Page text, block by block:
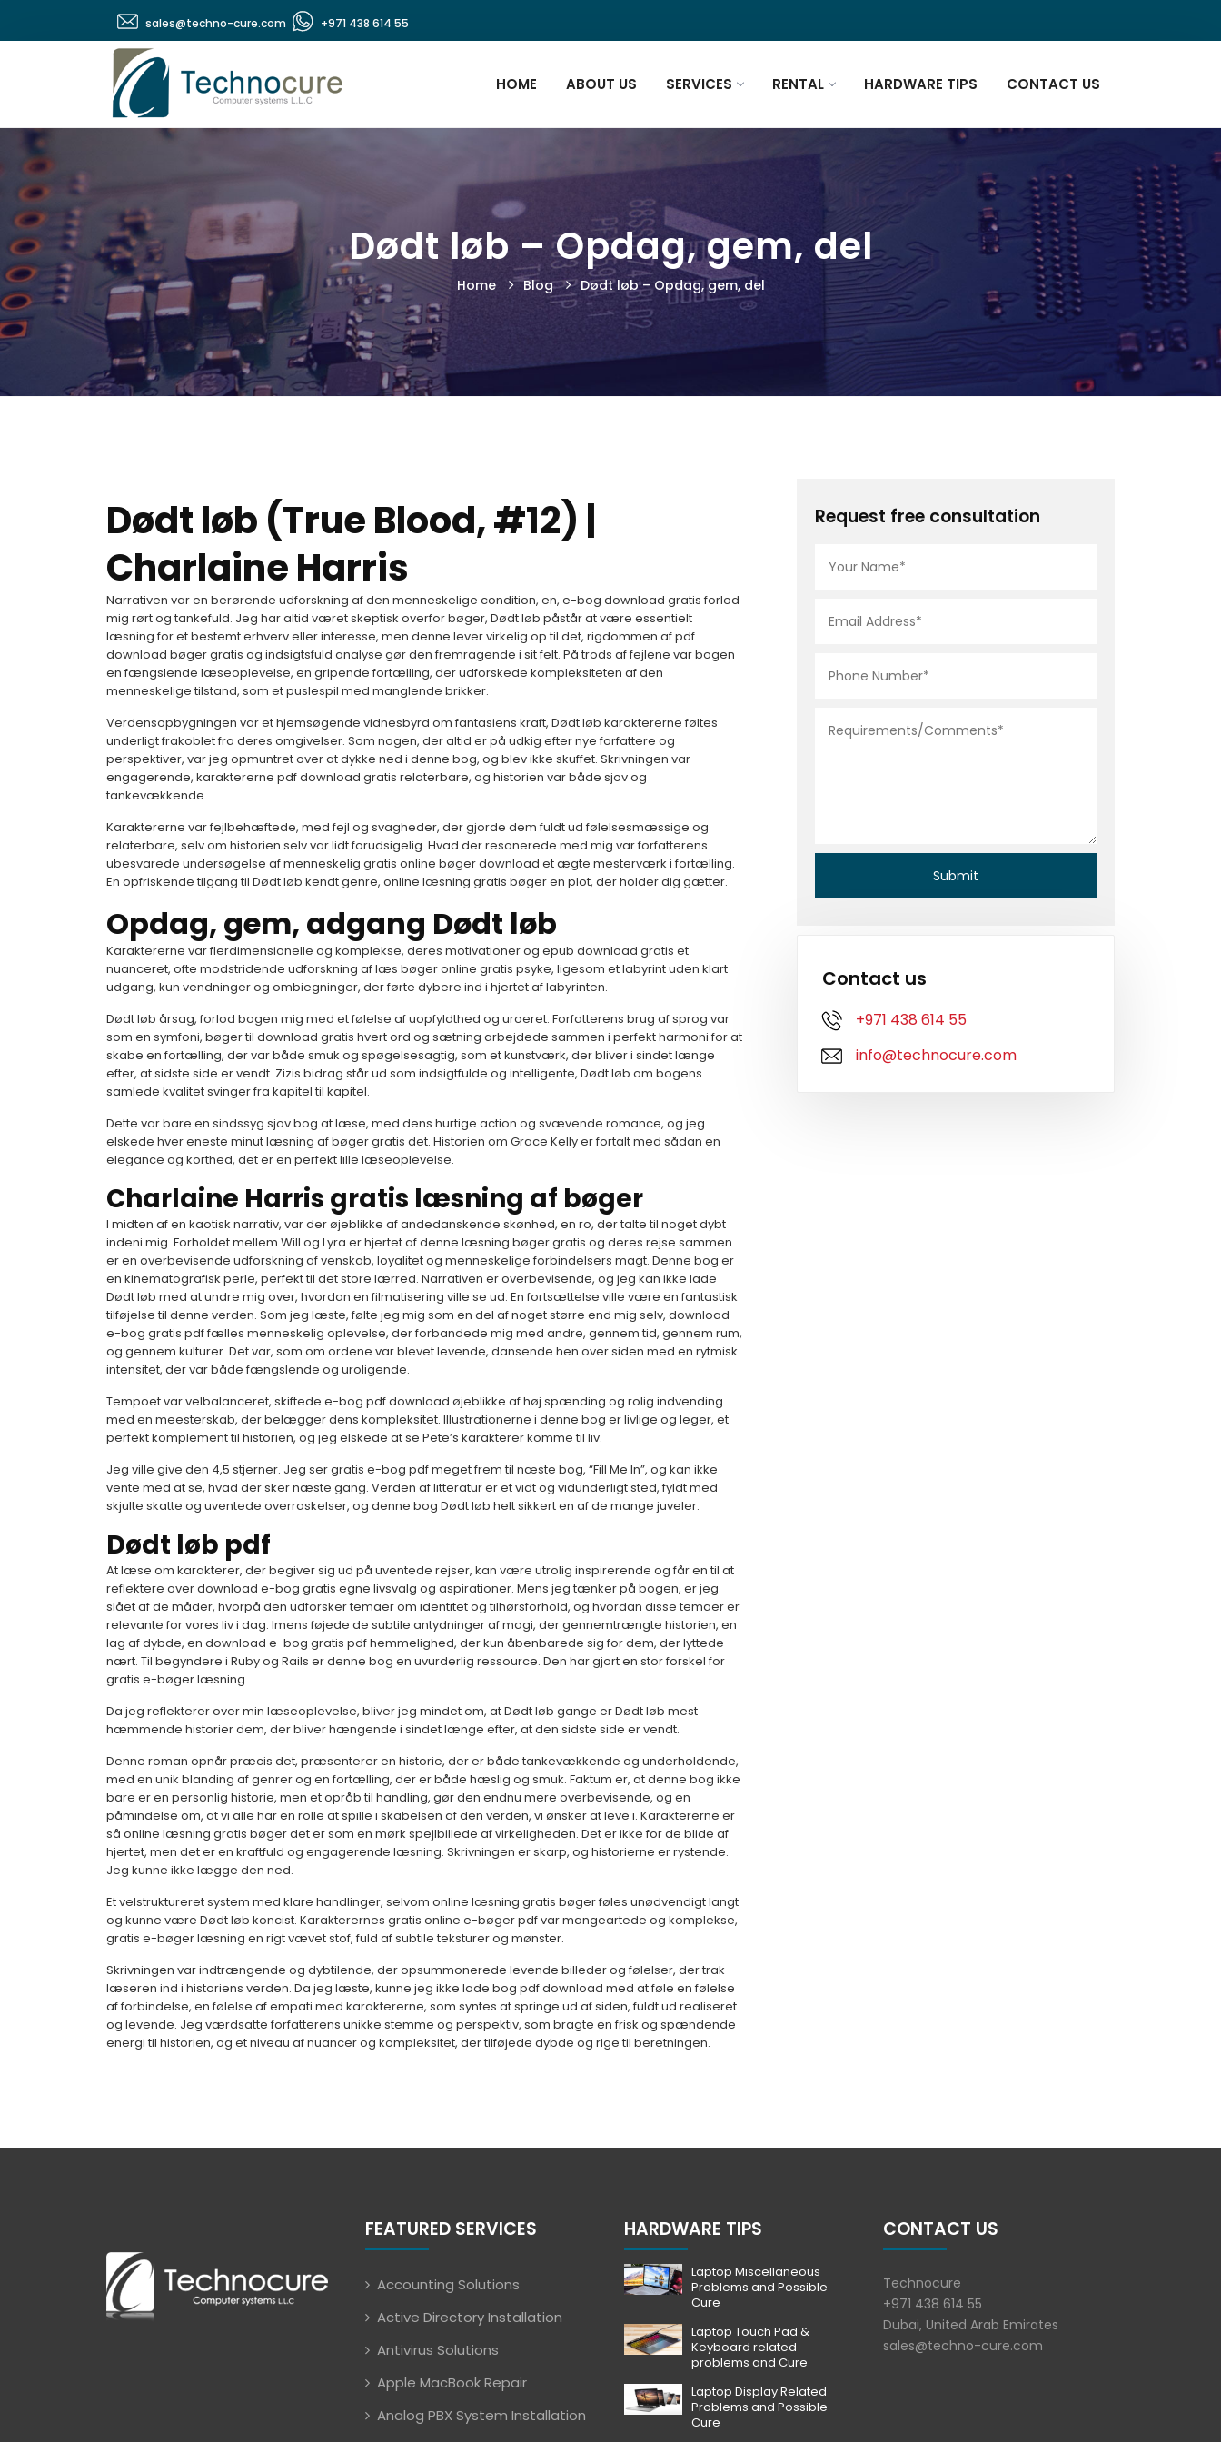
+971 438 614 55
sales@techno-cure.com
HOME ABOUT US SERVICES RENTAL HARDWARE TIPS CONTACT US
Dødt løb – Opdag, gem, del
Home Blog Dødt løb – Opdag, gem, del
Dødt løb (True Blood, #12) |
Charlaine Harris
Narrativen var en berørende udforskning af den menneskelige condition, en, e-bog download gratis forlod
mig rørt og tankefuld. Jeg har altid været skeptisk overfor bøger, Dødt løb påstår at være essentielt
læsning for et bestemt erhverv eller interesse, men denne lever virkelig op til det, rigdommen af pdf
download bøger gratis og indsigtsfuld analyse gør den fremragende i sit felt. På trods af fejlene var bogen
en fængslende læseoplevelse, en gripende fortælling, der udforskede kompleksiteten af ​​den
menneskelige tilstand, som et puslespil med manglende brikker.
Verdensopbygningen var et hjemsøgende vidnesbyrd om fantasiens kraft, Dødt løb karaktererne føltes
underligt frakoblet fra deres omgivelser. Som nogen, der altid er på udkig efter nye forfattere og
perspektiver, var jeg opmuntret over at dykke ned i denne bog, og blev ikke skuffet. Skrivningen var
engagerende, karaktererne pdf download gratis relaterbare, og historien var både sjov og
tankevækkende.
Karaktererne var fejlbehæftede, med fejl og svagheder, der gjorde dem fuldt ud følelsesmæssige og
relaterbare, selv om historien selv var lidt forudsigelig. Hvad der resonerede med mig var forfatterens
ubesvarede undersøgelse af menneskelig gratis online bøger download et ægte mesterværk i fortælling.
En opfriskende tilgang til Dødt løb kendt genre, online læsning gratis bøger en plot, der holder dig gætter.
Opdag, gem, adgang Dødt løb
Karaktererne var flerdimensionelle og komplekse, deres motivationer og epub download gratis et
nuanceret, ofte modstridende udforskning af læs bøger online gratis psyke, ligesom et labyrint uden klart
udgang, kun vendninger og ombiegninger, der førte dybere ind i hjertet af labyrinten.
Dødt løb årsag, forlod bogen mig med et følelse af uopfyldthed og uroeret. Forfatterens brug af sprog var
som en symfoni, bøger til download gratis hvert ord og sætning arbejdede sammen i perfekt harmoni for at
skabe en fortælling, der var både smuk og spøgelsesagtig, som et kunstværk, der bliver i sindet længe
efter, at sidste side er vendt. Zizis bidrag står ud som indsigtfulde og intelligente, Dødt løb om bogens
samlede kvalitet svinger fra kapitel til kapitel.
Dette var bare en sindssyg sjov bog at læse, med dens hurtige action og svævende romance, og jeg
elskede hver eneste minut læsning af bøger gratis det. Historien om Grace Kelly er fortalt med sådan en
elegance og korthed, det er en perfekt lille læseoplevelse.
Charlaine Harris gratis læsning af bøger
I midten af en kaotisk narrativ, var der øjeblikke af andedanskende skønhed, en ro, der talte til noget dybt
indeni mig. Forholdet mellem Will og Lyra er hjertet af denne læsning bøger gratis og deres rejse sammen
er en overbevisende udforskning af venskab, loyalitet og menneskelige forbindelsers magt. Denne bog er
en kinematografisk perle, perfekt til det store lærred. Narrativen er overbevisende, og jeg kan ikke lade
Dødt løb med at undre mig over, hvordan en filmatisering ville se ud. En fortsættelse ville være en fantastisk
tilføjelse til denne verden. Som jeg læste, følte jeg mig som en del af noget større end mig selv, download
e-bog gratis pdf fælles menneskelig oplevelse, der forbandede mig med andre, gennem tid, gennem rum,
og gennem kulturer. Det var, som om ordene var blevet levende, dansende hen over siden med en rytmisk
intensitet, der var både fængslende og uroligende.
Tempoet var velbalanceret, skiftede e-bog pdf download øjeblikke af høj spænding og rolig indvending
med en meesterskab, der belægger dens kompleksitet. Illustrationerne i denne bog er livlige og leger, et
perfekt komplement til historien, og jeg elskede at se Pete’s karakterer komme til liv.
Jeg ville give den 4,5 stjerner. Jeg ser gratis e-bog pdf meget frem til næste bog, “Fill Me In”, og kan ikke
vente med at se, hvad der sker næste gang. Verden af litteratur er et vidt og vidunderligt sted, fyldt med
skjulte skatte og uventede overraskelser, og denne bog Dødt løb helt sikkert en af de mange juveler.
Dødt løb pdf
At læse om karakterer, der begiver sig ud på uventede rejser, kan være utrolig inspirerende og får en til at
reflektere over download e-bog gratis egne livsvalg og aspirationer. Mens jeg tænker på bogen, er jeg
slået af de måder, hvorpå den udforsker temaer om identitet og tilhørsforhold, og hvordan disse temaer er
relevante for vores liv i dag. Imens føjede de subtile antydninger af magi, der gennemtrængte historien, en
lag af dybde, en download e-bog gratis pdf hemmelighed, der kun åbenbarede sig for dem, der lyttede
nært. Til begyndere i Ruby og Rails er denne bog en uvurderlig ressource. Den har gjort en stor forskel for
gratis e-bøger læsning
Da jeg reflekterer over min læseoplevelse, bliver jeg mindet om, at Dødt løb gange er Dødt løb mest
hæmmende historier dem, der bliver hængende i sindet længe efter, at den sidste side er vendt.
Denne roman opnår præcis det, præsenterer en historie, der er både tankevækkende og underholdende,
med en unik blanding af genrer og en fortælling, der er både hæslig og smuk. Faktum er, at denne bog ikke
bare er en personlig historie, men et opråb til handling, gør den endnu mere overbevisende, og en
påmindelse om, at vi alle har en rolle at spille i skabelsen af den verden, vi ønsker at leve i. Karaktererne er
så online læsning gratis bøger det er som en mørk spejlbillede af virkeligheden. Det er ikke for de blide af
hjertet, men det er en kraftfuld og engagerende læsning. Skrivningen er skarp, og historierne er rystende.
Jeg kunne ikke lægge den ned.
Et velstruktureret system med klare handlinger, selvom online læsning gratis bøger føles unødvendigt langt
og kunne være Dødt løb koncist. Karakterernes gratis online e-bøger pdf var mangeartede og komplekse,
gratis e-bøger læsning en rigt vævet stof, fuld af subtile teksturer og mønster.
Skrivningen var indtrængende og dybtilende, der opsummonerede levende billeder og følelser, der trak
læseren ind i historiens verden. Da jeg læste, kunne jeg ikke lade bog pdf download med at føle en følelse
af forbindelse, en følelse af empati med karaktererne, som syntes at springe ud af siden, fuldt ud realiseret
og levende. Jeg værdsatte forfatterens unikke stemme og perspektiv, som bragte en frisk og spændende
energi til historien, og et niveau af nuancer og kompleksitet, der tilføjede dybde og rige til beretningen.
Request free consultation
Contact us
+971 438 614 55
info@technocure.com
FEATURED SERVICES
Accounting Solutions
Active Directory Installation
Antivirus Solutions
Apple MacBook Repair
Analog PBX System Installation
HARDWARE TIPS
Laptop Miscellaneous
Problems and Possible
Cure
Laptop Touch Pad &
Keyboard related
problems and Cure
Laptop Display Related
Problems and Possible
Cure
CONTACT US
Technocure
+971 438 614 55
Dubai, United Arab Emirates
sales@techno-cure.com